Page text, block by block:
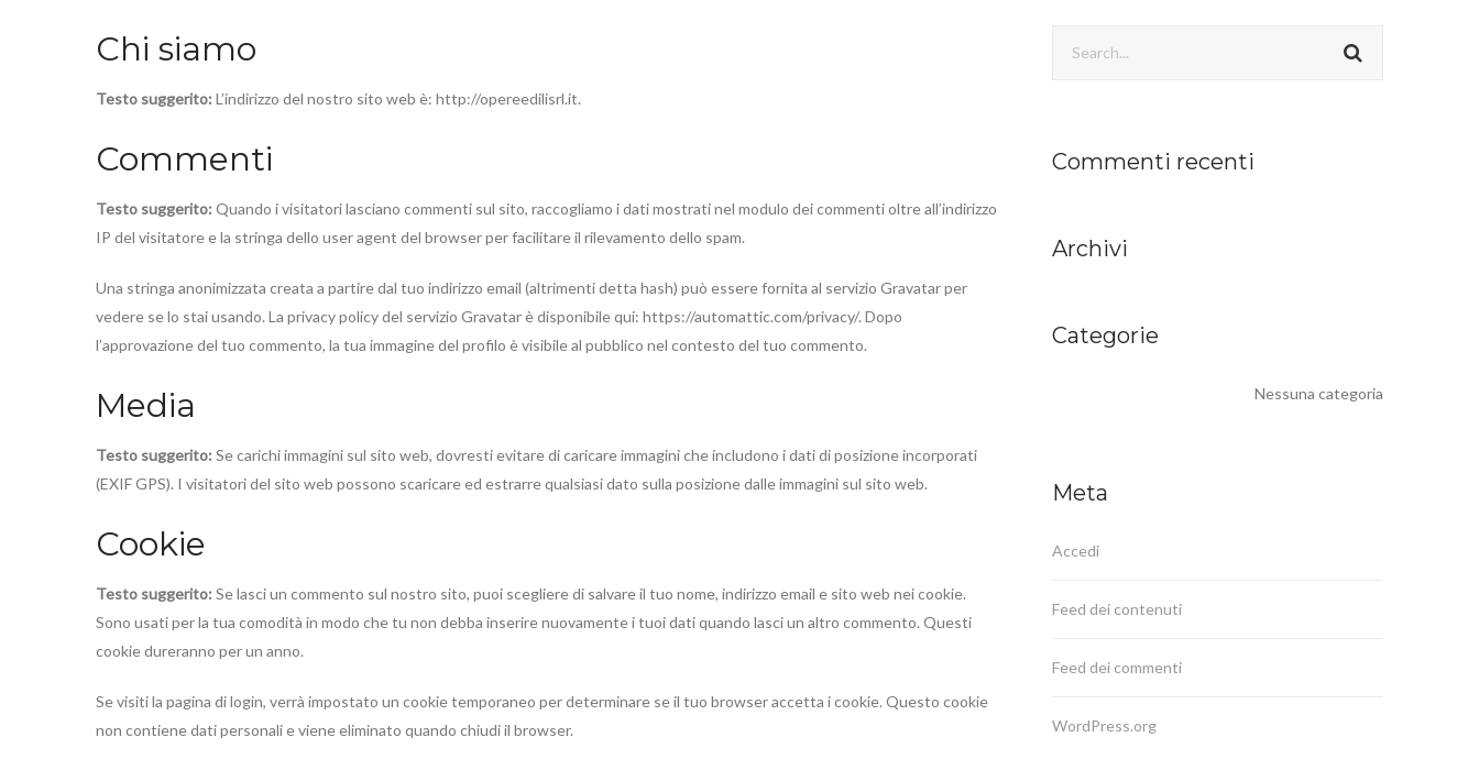
Chi siamo
Testo suggerito: L’indirizzo del nostro sito web è: http://opereedilisrl.it.
Commenti
Testo suggerito: Quando i visitatori lasciano commenti sul sito, raccogliamo i dati mostrati nel modulo dei commenti oltre all’indirizzo
IP del visitatore e la stringa dello user agent del browser per facilitare il rilevamento dello spam.
Una stringa anonimizzata creata a partire dal tuo indirizzo email (altrimenti detta hash) può essere fornita al servizio Gravatar per
vedere se lo stai usando. La privacy policy del servizio Gravatar è disponibile qui: https://automattic.com/privacy/. Dopo
l’approvazione del tuo commento, la tua immagine del profilo è visibile al pubblico nel contesto del tuo commento.
Media
Testo suggerito: Se carichi immagini sul sito web, dovresti evitare di caricare immagini che includono i dati di posizione incorporati
(EXIF GPS). I visitatori del sito web possono scaricare ed estrarre qualsiasi dato sulla posizione dalle immagini sul sito web.
Cookie
Testo suggerito: Se lasci un commento sul nostro sito, puoi scegliere di salvare il tuo nome, indirizzo email e sito web nei cookie.
Sono usati per la tua comodità in modo che tu non debba inserire nuovamente i tuoi dati quando lasci un altro commento. Questi
cookie dureranno per un anno.
Se visiti la pagina di login, verrà impostato un cookie temporaneo per determinare se il tuo browser accetta i cookie. Questo cookie
non contiene dati personali e viene eliminato quando chiudi il browser.
Commenti recenti
Archivi
Categorie
Nessuna categoria
Meta
Accedi
Feed dei contenuti
Feed dei commenti
WordPress.org